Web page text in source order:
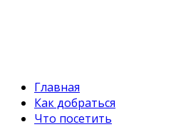
Главная
Как добраться
Что посетить